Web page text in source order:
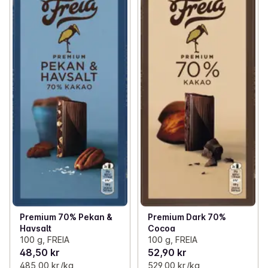
Sjokolade(146)
Godteri (104)
Nøtter (50)
Tyggis og pastiller
Value Packs
Sjokoladeplater mørk
Sjokoladebarer
Sjokoladeblandinger
Konfekt og gave
Premium 70% Pekan &
Havsalt
100 g, FREIA
48,50 kr
485,00 kr /kg
Premium Dark 70%
Cocoa
100 g, FREIA
52,90 kr
529,00 kr /kg